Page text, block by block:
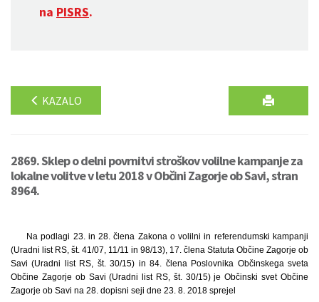
na PISRS.
KAZALO
2869. Sklep o delni povrnitvi stroškov volilne kampanje za
lokalne volitve v letu 2018 v Občini Zagorje ob Savi, stran
8964.
Na podlagi 23. in 28. člena Zakona o volilni in referendumski kampanji
(Uradni list RS, št. 41/07, 11/11 in 98/13), 17. člena Statuta Občine Zagorje ob
Savi (Uradni list RS, št. 30/15) in 84. člena Poslovnika Občinskega sveta
Občine Zagorje ob Savi (Uradni list RS, št. 30/15) je Občinski svet Občine
Zagorje ob Savi na 28. dopisni seji dne 23. 8. 2018 sprejel